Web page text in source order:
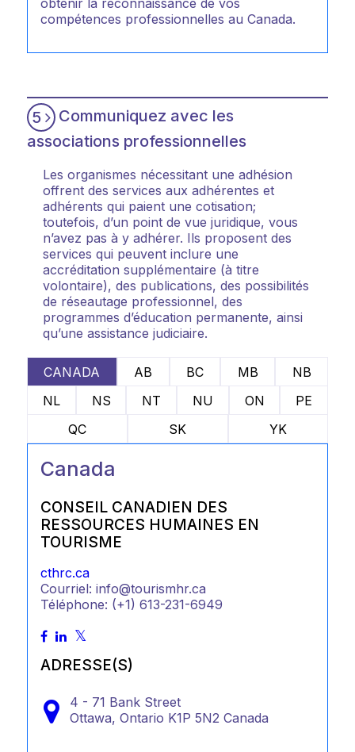
compétences professionnelles au Canada.
5
Communiquez avec les
associations professionnelles
Les organismes nécessitant une adhésion
offrent des services aux adhérentes et
adhérents qui paient une cotisation;
toutefois, d’un point de vue juridique, vous
n’avez pas à y adhérer. Ils proposent des
services qui peuvent inclure une
accréditation supplémentaire (à titre
volontaire), des publications, des possibilités
de réseautage professionnel, des
programmes d’éducation permanente, ainsi
qu’une assistance judiciaire.
CANADA AB BC MB
NB
NL
NS NT NU ON
PE
QC
SK YK
Canada
CONSEIL CANADIEN DES
RESSOURCES HUMAINES EN
TOURISME
cthrc.ca
Courriel: info@tourismhr.ca
Téléphone: (+1) 613-231-6949
ADRESSE(S)
4 - 71 Bank Street
Ottawa, Ontario K1P 5N2 Canada